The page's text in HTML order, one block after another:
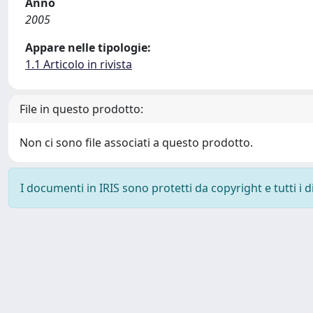
2005
Appare nelle tipologie:
1.1 Articolo in rivista
File in questo prodotto:
Non ci sono file associati a questo prodotto.
I documenti in IRIS sono protetti da copyright e tutti i